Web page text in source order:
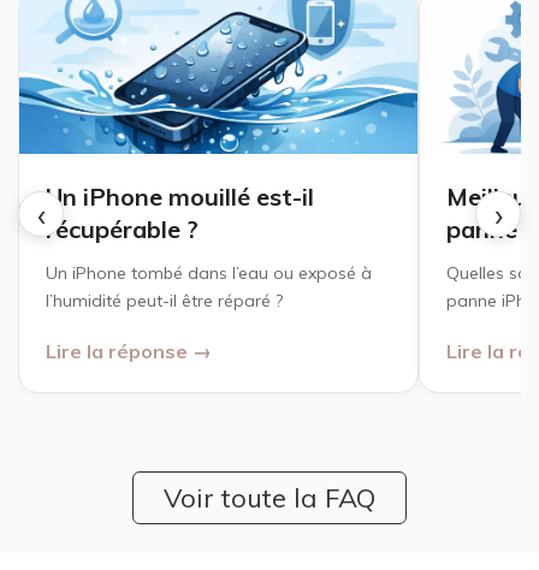
‹ ›
Un iPhone mouillé est-il
récupérable ?
Un iPhone tombé dans l’eau ou exposé à
l’humidité peut-il être réparé ?
Lire la réponse →
panne
Quelles
panne
Lire la
Voir toute la FAQ